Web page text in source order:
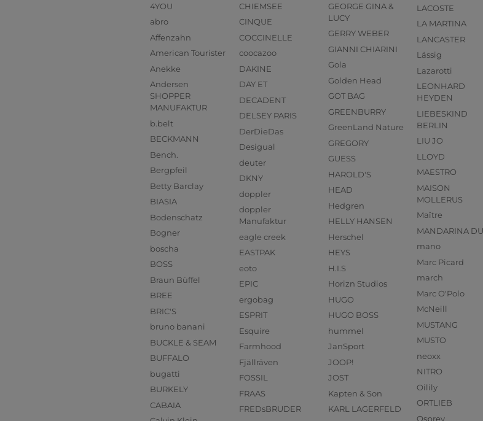
4YOU
abro
Affenzahn
American Tourister
Anekke
Andersen
SHOPPER
MANUFAKTUR
b.belt
BECKMANN
Bench.
Bergpfeil
Betty Barclay
BIASIA
Bodenschatz
Bogner
boscha
BOSS
Braun Büffel
BREE
BRIC'S
bruno banani
BUCKLE & SEAM
BUFFALO
bugatti
BURKELY
CABAIA
CHIEMSEE
CINQUE
COCCINELLE
coocazoo
DAKINE
DAY ET
DECADENT
DELSEY PARIS
DerDieDas
Desigual
deuter
DKNY
doppler
doppler
Manufaktur
eagle creek
EASTPAK
eoto
EPIC
ergobag
ESPRIT
Esquire
Farmhood
Fjällräven
FOSSIL
FRAAS
FREDsBRUDER
GEORGE GINA &
LUCY
GERRY WEBER
GIANNI CHIARINI
Gola
Golden Head
GOT BAG
GREENBURRY
GreenLand Nature
GREGORY
GUESS
HAROLD'S
HEAD
Hedgren
HELLY HANSEN
Herschel
HEYS
H.I.S
Horizn Studios
HUGO
HUGO BOSS
hummel
JanSport
JOOP!
JOST
Kapten & Son
KARL LAGERFELD
LACOSTE
LA MARTINA
LANCASTER
Lässig
Lazarotti
LEONHARD
HEYDEN
LIEBESKIND
BERLIN
LIU JO
LLOYD
MAESTRO
MAISON
MOLLERUS
Maître
MANDARINA
mano
Marc Picard
march
Marc O'Polo
McNeill
MUSTANG
MUSTO
neoxx
NITRO
Oilily
ORTLIEB
Osprey